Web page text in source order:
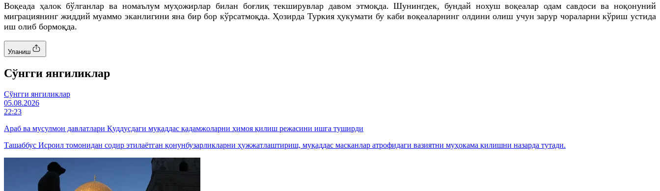
Воқеада ҳалок бўлганлар ва номаълум муҳожирлар билан боғлиқ текширувлар давом этмоқда. Шунингдек, бундай нохуш воқеалар одам савдоси ва ноқонуний
миграциянинг жиддий муаммо эканлигини яна бир бор кўрсатмоқда. Ҳозирда Туркия ҳукумати бу каби воқеаларнинг олдини олиш учун зарур чораларни кўриш устида
иш олиб бормоқда.
Уланиш
Cўнгги янгиликлар
Cўнгги янгиликлар
05.08.2026
22:23
Араб ва мусулмон давлатлари Қуддусдаги муқаддас қадамжоларни ҳимоя қилиш режасини ишга туширди
Ташаббус Исроил томонидан содир этилаётган қонунбузарликларни ҳужжатлаштириш, муқаддас масканлар атрофидаги вазиятни муҳокама қилишни назарда тутади.